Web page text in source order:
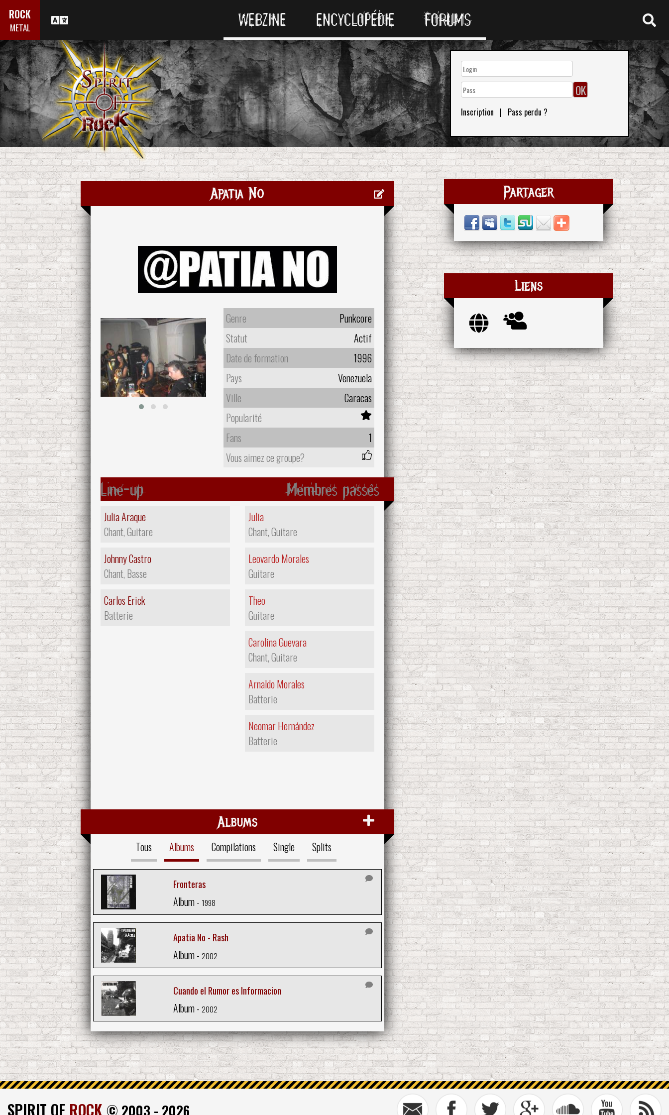
ROCK
METAL WEBZINE ENCYCLOPÉDIE FORUMS
Inscription | Pass perdu ?
Apatia No
Genre
Punkcore
Statut
Actif
Date de formation
1996
Pays
Venezuela
Ville
Caracas
Popularité
Fans
1
Vous aimez ce groupe?
Line-up
Julia Araque
Chant, Guitare
Johnny Castro
Chant, Basse
Carlos Erick
Batterie
Membres passés
Julia
Chant, Guitare
Leovardo Morales
Guitare
Theo
Guitare
Carolina Guevara
Chant, Guitare
Arnaldo Morales
Batterie
Neomar Hernández
Batterie
Albums
Tous Albums Compilations Single Splits
Fronteras
Album - 1998
Apatia No - Rash
Album - 2002
Cuando el Rumor es Informacion
Album - 2002
Partager
Liens
SPIRIT OF ROCK © 2003 - 2026